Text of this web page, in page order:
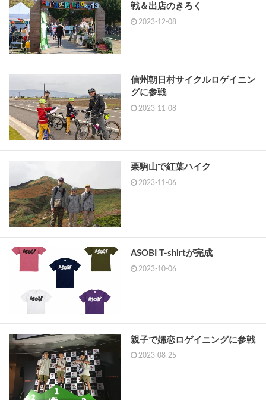
戦＆出店のきろく
2023-12-08
信州朝日村サイクルロゲイニン
グに参戦
2023-11-08
栗駒山で紅葉ハイク
2023-11-06
ASOBI T-shirtが完成
2023-10-06
親子で嬬恋ロゲイニングに参戦
2023-08-25